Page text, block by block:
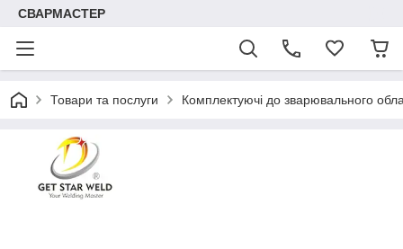
СВАРМАСТЕР
Товари та послуги Комплектуючі до зварювального